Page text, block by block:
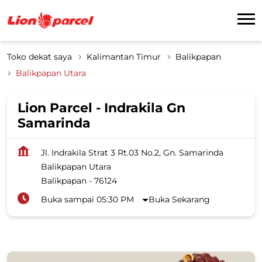
Toko dekat saya Kalimantan Timur
Balikpapan
Balikpapan Utara
Lion Parcel - Indrakila Gn
Samarinda
Jl. Indrakila Strat 3 Rt.03 No.2, Gn. Samarinda
Balikpapan Utara
Balikpapan - 76124
Buka sampai 05:30 PM
Buka Sekarang